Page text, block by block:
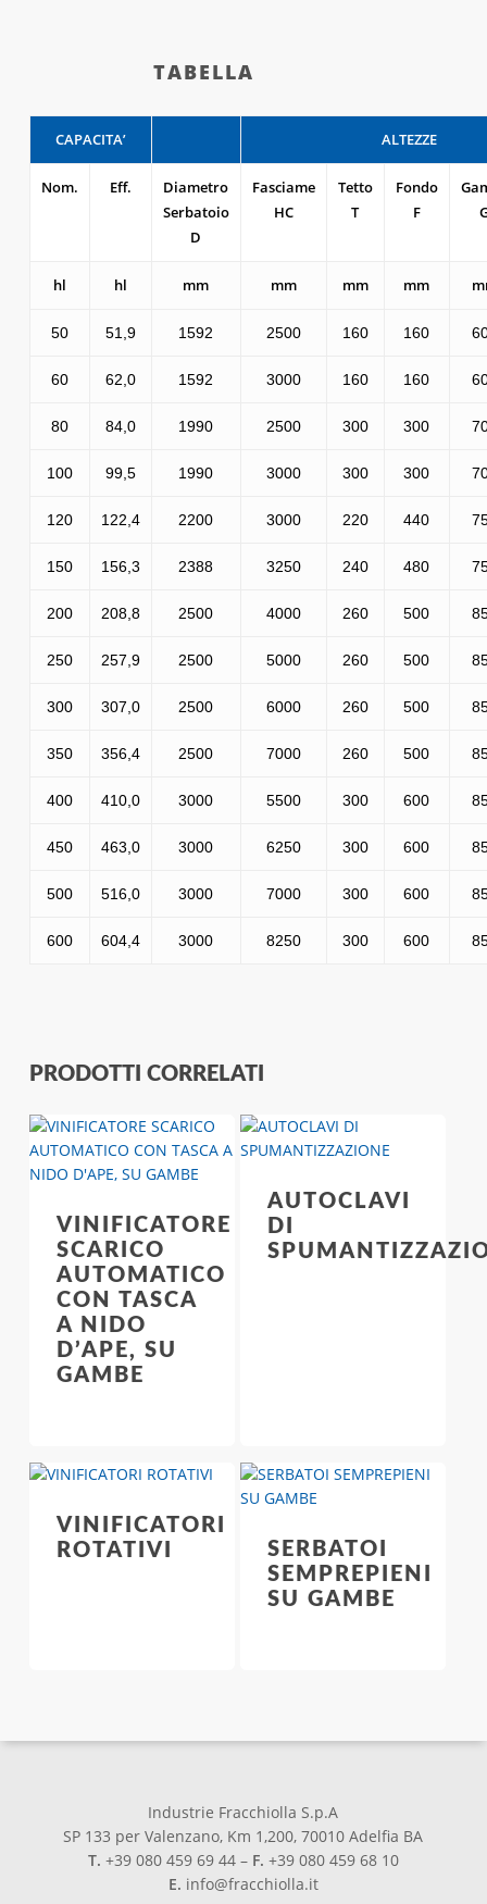
TABELLA
CAPACITA’ ALTEZZE
Nom. Eff.
Diametro
Serbatoio
D
Fasciame
HC
Tetto
T
Fondo
F
hl hl mm mm mm mm
50 51,9 1592 2500 160 160
60 62,0 1592 3000 160 160
80 84,0 1990 2500 300 300
100 99,5 1990 3000 300 300
120 122,4 2200 3000 220 440
150 156,3 2388 3250 240 480
200 208,8 2500 4000 260 500
250 257,9 2500 5000 260 500
300 307,0 2500 6000 260 500
350 356,4 2500 7000 260 500
400 410,0 3000 5500 300 600
450 463,0 3000 6250 300 600
500 516,0 3000 7000 300 600
600 604,4 3000 8250 300 600
PRODOTTI CORRELATI
VINIFICATORE
SCARICO
AUTOMATICO
CON TASCA
A NIDO
D’APE, SU
GAMBE
AUTOCLAVI
DI
VINIFICATORI
ROTATIVI
SERBATOI
SEMPREPIENI
SU GAMBE
Industrie Fracchiolla S.p.A
SP 133 per Valenzano, Km 1,200, 70010 Adelfia BA
T. +39 080 459 69 44 – F. +39 080 459 68 10
E. info@fracchiolla.it